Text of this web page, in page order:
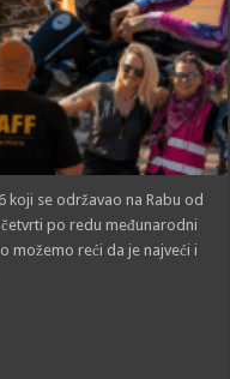
koji se održavao na Rabu od
po redu međunarodni
možemo reći da je najveći i